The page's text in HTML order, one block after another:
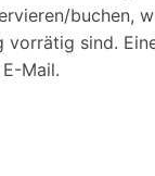
buchen,
vorrätig sind.
Mail.